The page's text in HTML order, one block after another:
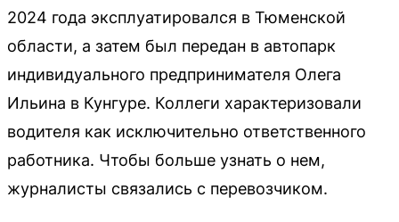
2024 года эксплуатировался в Тюменской
области, а затем был передан в автопарк
индивидуального предпринимателя Олега
Ильина в Кунгуре. Коллеги характеризовали
водителя как исключительно ответственного
работника. Чтобы больше узнать о нем,
журналисты связались с перевозчиком.